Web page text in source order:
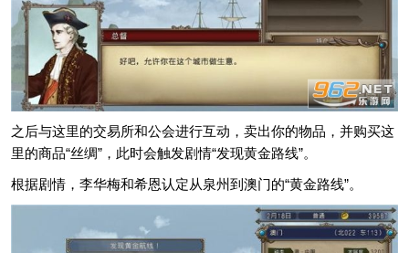
之后与这里的交易所和公会进行互动，卖出你的物品，并购买这
里的商品“丝绸”，此时会触发剧情“发现黄金路线”。
根据剧情，李华梅和希恩认定从泉州到澳门的“黄金路线”。